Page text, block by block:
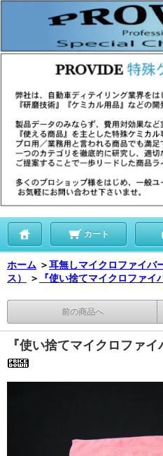
カート
ホーム ＞耳無しマイクロファイバ
ス）
＞ 『使い捨てマイクロファ
前の商品へ
『使い捨てマイクロファ